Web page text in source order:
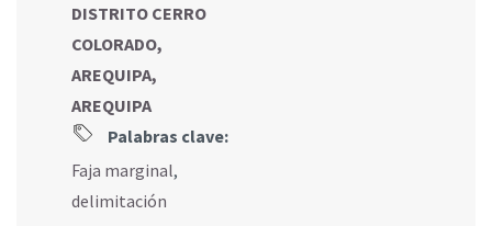
DISTRITO CERRO
COLORADO,
AREQUIPA,
AREQUIPA
Palabras clave:
Faja marginal,
delimitación